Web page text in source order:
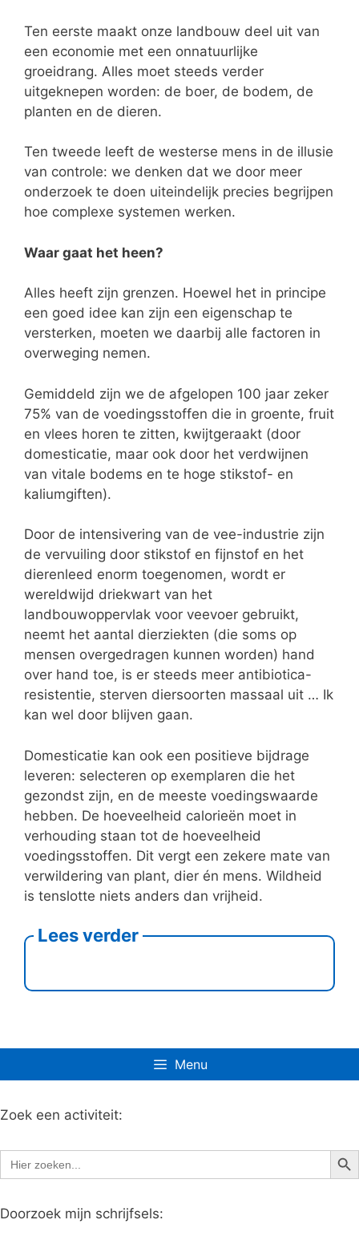
Ten eerste maakt onze landbouw deel uit van
een economie met een onnatuurlijke
groeidrang. Alles moet steeds verder
uitgeknepen worden: de boer, de bodem, de
planten en de dieren.
Ten tweede leeft de westerse mens in de illusie
van controle: we denken dat we door meer
onderzoek te doen uiteindelijk precies begrijpen
hoe complexe systemen werken.
Waar gaat het heen?
Alles heeft zijn grenzen. Hoewel het in principe
een goed idee kan zijn een eigenschap te
versterken, moeten we daarbij alle factoren in
overweging nemen.
Gemiddeld zijn we de afgelopen 100 jaar zeker
75% van de voedingsstoffen die in groente, fruit
en vlees horen te zitten, kwijtgeraakt (door
domesticatie, maar ook door het verdwijnen
van vitale bodems en te hoge stikstof- en
kaliumgiften).
Door de intensivering van de vee-industrie zijn
de vervuiling door stikstof en fijnstof en het
dierenleed enorm toegenomen, wordt er
wereldwijd driekwart van het
landbouwoppervlak voor veevoer gebruikt,
neemt het aantal dierziekten (die soms op
mensen overgedragen kunnen worden) hand
over hand toe, is er steeds meer antibiotica-
resistentie, sterven diersoorten massaal uit … Ik
kan wel door blijven gaan.
Domesticatie kan ook een positieve bijdrage
leveren: selecteren op exemplaren die het
gezondst zijn, en de meeste voedingswaarde
hebben. De hoeveelheid calorieën moet in
verhouding staan tot de hoeveelheid
voedingsstoffen. Dit vergt een zekere mate van
verwildering van plant, dier én mens. Wildheid
is tenslotte niets anders dan vrijheid.
Lees verder
Menu
Zoek een activiteit:
Zoek
naar:
Doorzoek mijn schrijfsels: